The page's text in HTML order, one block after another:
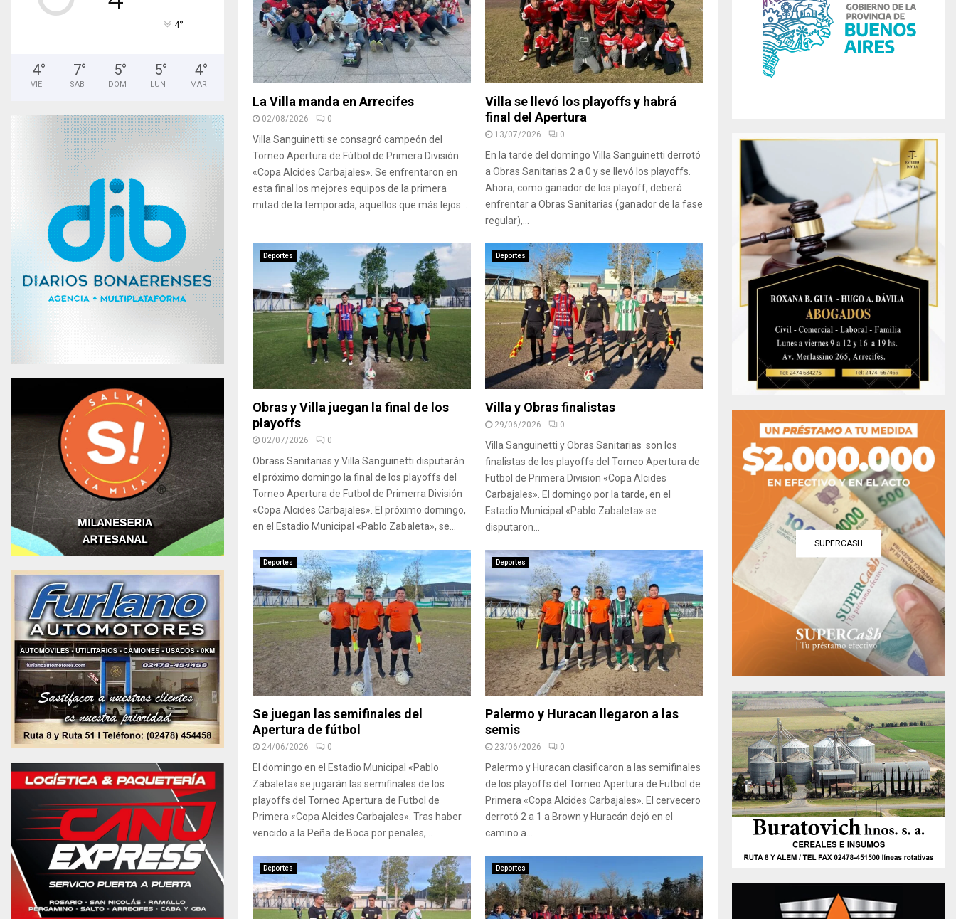
La Villa manda en Arrecifes
02/08/2026 0
Villa Sanguinetti se consagró campeón del
Torneo Apertura de Fútbol de Primera División
«Copa Alcides Carbajales». Se enfrentaron en
esta final los mejores equipos de la primera
mitad de la temporada, aquellos que más lejos...
Villa se llevó los playoffs y habrá
final del Apertura
13/07/2026 0
En la tarde del domingo Villa Sanguinetti derrotó
a Obras Sanitarias 2 a 0 y se llevó los playoffs.
Ahora, como ganador de los playoff, deberá
enfrentar a Obras Sanitarias (ganador de la fase
regular),...
Deportes
Obras y Villa juegan la final de los
playoffs
02/07/2026 0
Obrass Sanitarias y Villa Sanguinetti disputarán
el próximo domingo la final de los playoffs del
Torneo Apertura de Futbol de Primerra División
«Copa Alcides Carbajales». El próximo domingo,
en el Estadio Municipal «Pablo Zabaleta», se...
Deportes
Villa y Obras finalistas
29/06/2026 0
Villa Sanguinetti y Obras Sanitarias son los
finalistas de los playoffs del Torneo Apertura de
Futbol de Primera Division «Copa Alcides
Carbajales». El domingo por la tarde, en el
Estadio Municipal «Pablo Zabaleta» se
disputaron...
Deportes
Se juegan las semifinales del
Apertura de fútbol
24/06/2026 0
El domingo en el Estadio Municipal «Pablo
Zabaleta» se jugarán las semifinales de los
playoffs del Torneo Apertura de Futbol de
Primera «Copa Alcides Carbajales». Tras haber
vencido a la Peña de Boca por penales,...
Deportes
Palermo y Huracan llegaron a las
semis
23/06/2026 0
Palermo y Huracan clasificaron a las semifinales
de los playoffs del Torneo Apertura de Futbol de
Primera «Copa Alcides Carbajales». El cervecero
derrotó 2 a 1 a Brown y Huracán dejó en el
camino a...
Deportes Deportes
4°
4°
VIE
7°
SAB
5°
DOM
5°
LUN
4°
MAR
R
C
SUPERCASH